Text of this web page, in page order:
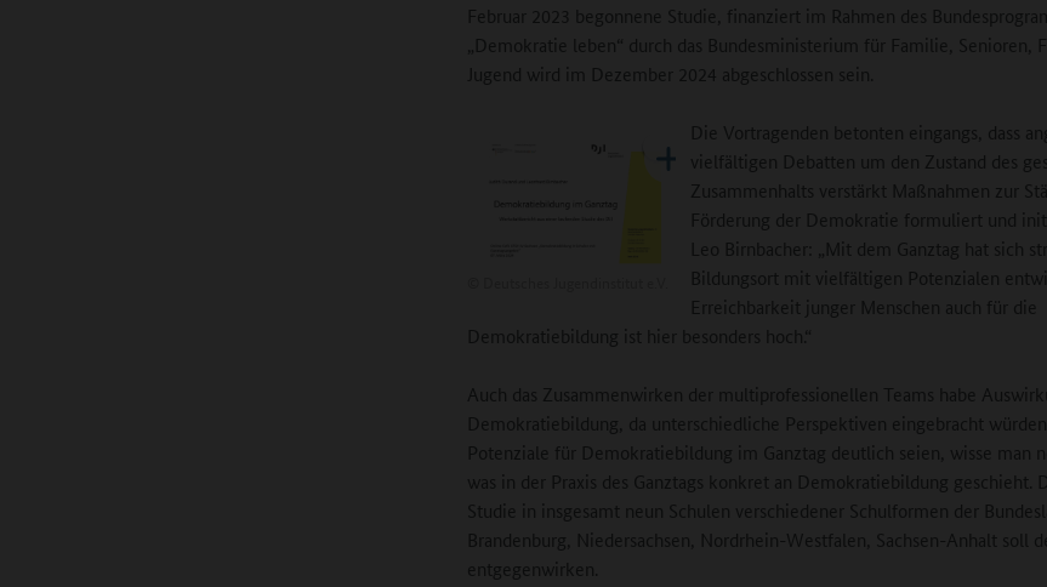
Februar 2023 begonnene Studie, finanziert im Rahmen des
„Demokratie leben“ durch das Bundesministerium für Familie, Senioren,
Jugend wird im Dezember 2024 abgeschlossen sein.
Die Vortragenden betonten eingangs, dass
vielfältigen Debatten um den Zustand des
Zusammenhalts verstärkt Maßnahmen zur
Förderung der Demokratie formuliert und
Leo Birnbacher: „Mit dem Ganztag hat sich
Bildungsort mit vielfältigen Potenzialen
Erreichbarkeit junger Menschen auch für die
Demokratiebildung ist hier besonders hoch.“
Auch das Zusammenwirken der multiprofessionellen Teams habe
Demokratiebildung, da unterschiedliche Perspektiven eingebracht
Potenziale für Demokratiebildung im Ganztag deutlich seien, wisse man
was in der Praxis des Ganztags konkret an Demokratiebildung geschieht.
Studie in insgesamt neun Schulen verschiedener Schulformen der
Brandenburg, Niedersachsen, Nordrhein-Westfalen, Sachsen-Anhalt soll
entgegenwirken.